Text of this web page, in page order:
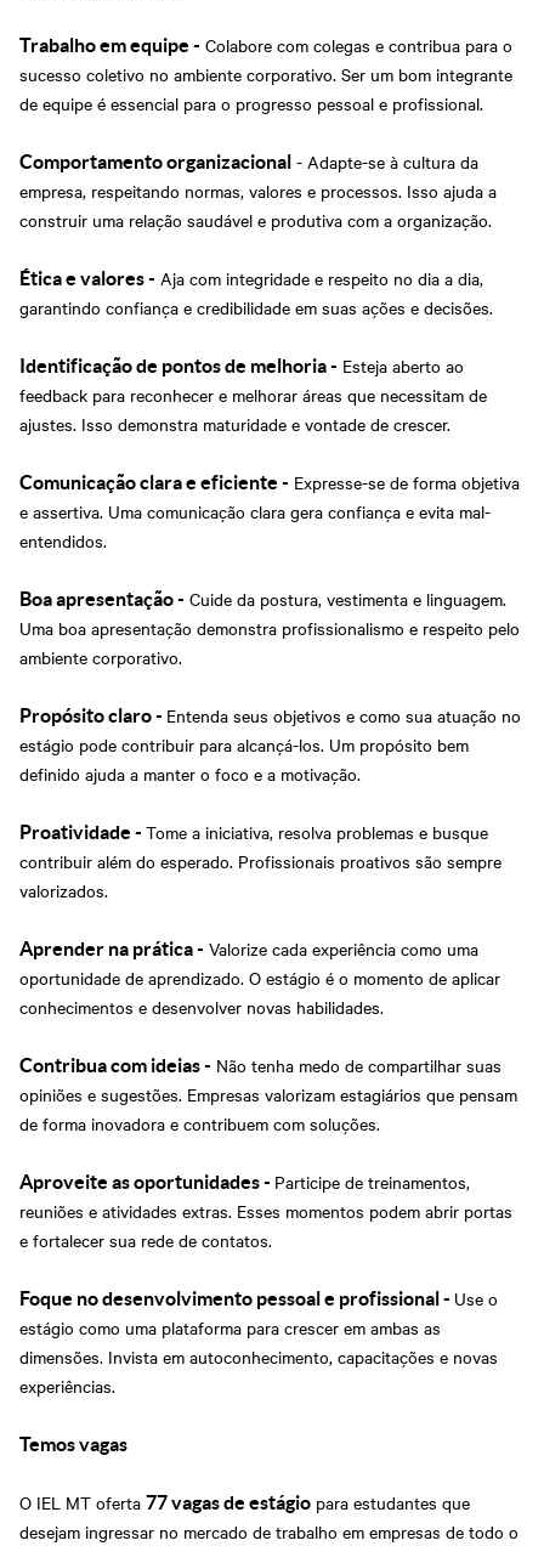
Trabalho em equipe - Colabore com colegas e contribua para o
sucesso coletivo no ambiente corporativo. Ser um bom integrante
de equipe é essencial para o progresso pessoal e profissional.
Comportamento organizacional - Adapte-se à cultura da
empresa, respeitando normas, valores e processos. Isso ajuda a
construir uma relação saudável e produtiva com a organização.
Ética e valores - Aja com integridade e respeito no dia a dia,
garantindo confiança e credibilidade em suas ações e decisões.
Identificação de pontos de melhoria - Esteja aberto ao
feedback para reconhecer e melhorar áreas que necessitam de
ajustes. Isso demonstra maturidade e vontade de crescer.
Comunicação clara e eficiente - Expresse-se de forma objetiva
e assertiva. Uma comunicação clara gera confiança e evita mal-
entendidos.
Boa apresentação - Cuide da postura, vestimenta e linguagem.
Uma boa apresentação demonstra profissionalismo e respeito pelo
ambiente corporativo.
Propósito claro - Entenda seus objetivos e como sua atuação no
estágio pode contribuir para alcançá-los. Um propósito bem
definido ajuda a manter o foco e a motivação.
Proatividade - Tome a iniciativa, resolva problemas e busque
contribuir além do esperado. Profissionais proativos são sempre
valorizados.
Aprender na prática - Valorize cada experiência como uma
oportunidade de aprendizado. O estágio é o momento de aplicar
conhecimentos e desenvolver novas habilidades.
Contribua com ideias - Não tenha medo de compartilhar suas
opiniões e sugestões. Empresas valorizam estagiários que pensam
de forma inovadora e contribuem com soluções.
Aproveite as oportunidades - Participe de treinamentos,
reuniões e atividades extras. Esses momentos podem abrir portas
e fortalecer sua rede de contatos.
Foque no desenvolvimento pessoal e profissional - Use o
estágio como uma plataforma para crescer em ambas as
dimensões. Invista em autoconhecimento, capacitações e novas
experiências.
Temos vagas
O IEL MT oferta 77 vagas de estágio para estudantes que
desejam ingressar no mercado de trabalho em empresas de todo o